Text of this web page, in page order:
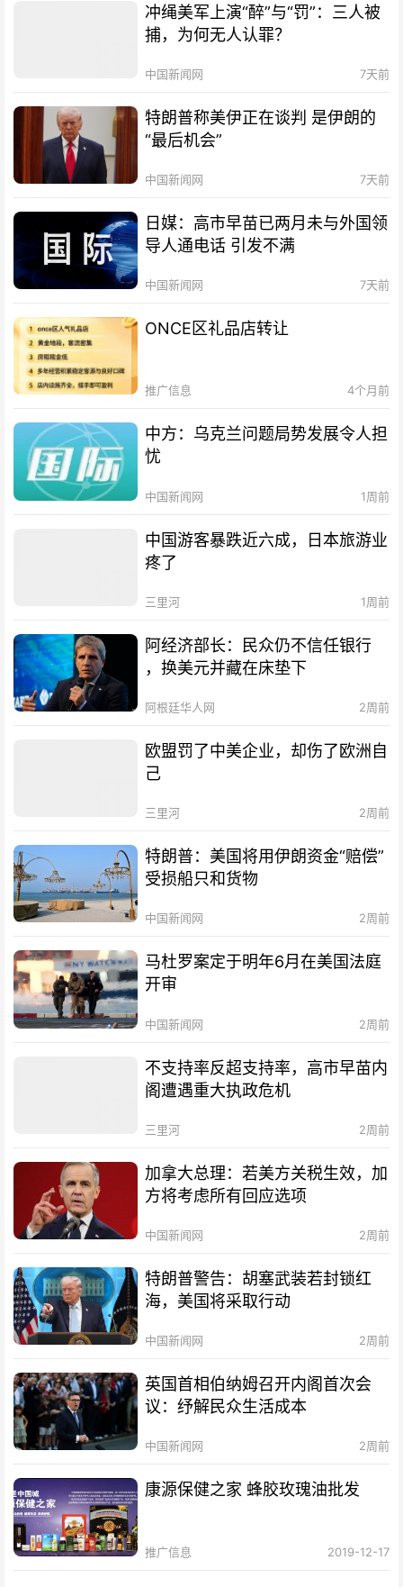
冲绳美军上演“醉”与“罚”：三人被
捕，为何无人认罪？
中国新闻网 7天前
特朗普称美伊正在谈判 是伊朗的
“最后机会”
中国新闻网 7天前
日媒：高市早苗已两月未与外国领
导人通电话 引发不满
中国新闻网 7天前
ONCE区礼品店转让
推广信息 4个月前
中方：乌克兰问题局势发展令人担
忧
中国新闻网 1周前
中国游客暴跌近六成，日本旅游业
疼了
三里河 1周前
阿经济部长：民众仍不信任银行
，换美元并藏在床垫下
阿根廷华人网 2周前
欧盟罚了中美企业，却伤了欧洲自
己
三里河 2周前
特朗普：美国将用伊朗资金“赔偿”
受损船只和货物
中国新闻网 2周前
马杜罗案定于明年6月在美国法庭
开审
中国新闻网 2周前
不支持率反超支持率，高市早苗内
阁遭遇重大执政危机
三里河 2周前
加拿大总理：若美方关税生效，加
方将考虑所有回应选项
中国新闻网 2周前
特朗普警告：胡塞武装若封锁红
海，美国将采取行动
中国新闻网 2周前
英国首相伯纳姆召开内阁首次会
议：纾解民众生活成本
中国新闻网 2周前
康源保健之家 蜂胶玫瑰油批发
推广信息 2019-12-17